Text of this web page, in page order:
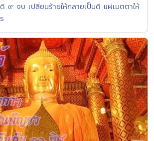
๙ จบ เปลี่ยนร้ายให้กลายเป็นดี แผ่เมตตาให้